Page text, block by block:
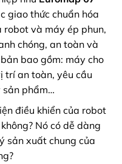
giao thức chuẩn hóa
robot và máy ép phun,
chóng, an toàn và
bao gồm: máy cho
trí an toàn, yêu cầu
sản phẩm…
điều khiển của robot
Nó có dễ dàng
sản xuất chung của